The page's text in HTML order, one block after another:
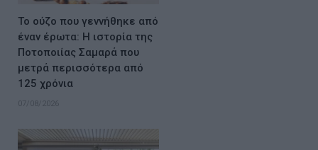
Το ούζο που γεννήθηκε από
έναν έρωτα: Η ιστορία της
Ποτοποιίας Σαμαρά που
μετρά περισσότερα από
125 χρόνια
07/08/2026